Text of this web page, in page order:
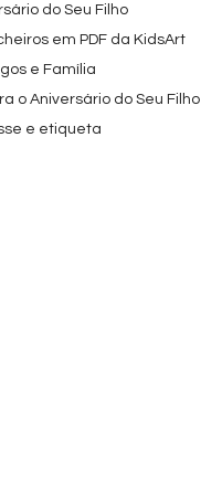
do Seu Filho
em PDF da KidsArt
e Família
o Aniversário do Seu Filho
e etiqueta